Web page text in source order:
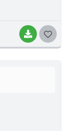
BAIXAR